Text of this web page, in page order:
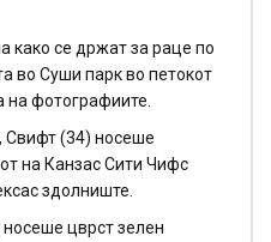
како се држат за раце по
во Суши парк во петокот
на фотографиите.
Свифт (34) носеше
на Канзас Сити Чифс
здолниште.
цврст зелен